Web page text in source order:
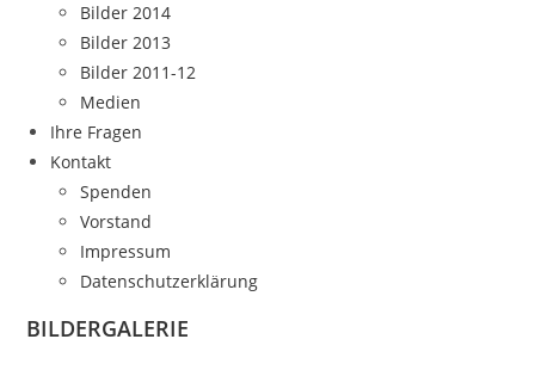
Bilder 2014
Bilder 2013
Bilder 2011-12
Medien
Ihre Fragen
Kontakt
Spenden
Vorstand
Impressum
Datenschutzerklärung
BILDERGALERIE